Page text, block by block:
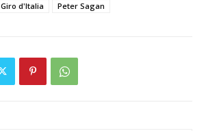
Giro d'Italia Peter Sagan